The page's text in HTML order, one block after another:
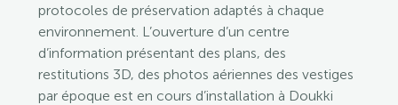
protocoles de préservation adaptés à chaque
environnement. L’ouverture d’un centre
d’information présentant des plans, des
restitutions 3D, des photos aériennes des vestiges
par époque est en cours d’installation à Doukki